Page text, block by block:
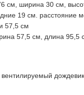
см, ширина 30 см,
19 см. расстояние
57,5 см
57,5 см, длина 95,5